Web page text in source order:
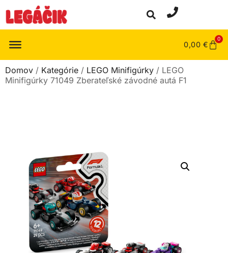
0,00 €
0
Domov / Kategórie / LEGO Minifigúrky / LEGO
Minifigúrky 71049 Zberateľské závodné autá F1